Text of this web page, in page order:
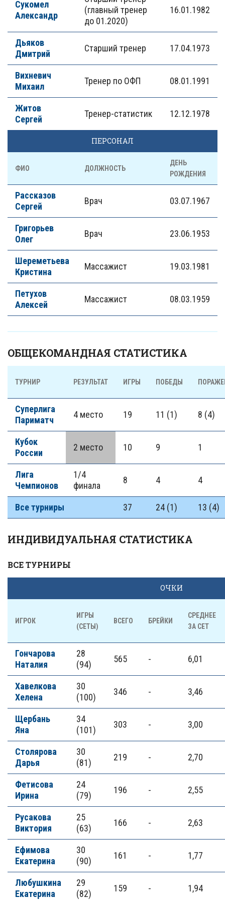
Сукомел
Александр
(главный тренер
до 01.2020)
16.01.1982
Дьяков
Дмитрий
Старший тренер 17.04.1973
Вихневич
Михаил
Тренер по ОФП 08.01.1991
Житов
Сергей
Тренер-статистик 12.12.1978
ПЕРСОНАЛ
ФИО ДОЛЖНОСТЬ
ДЕНЬ
РОЖДЕНИЯ
Рассказов
Сергей
Врач 03.07.1967
Григорьев
Олег
Врач 23.06.1953
Шереметьева
Кристина
Массажист 19.03.1981
Петухов
Алексей
Массажист 08.03.1959
ОБЩЕКОМАНДНАЯ СТАТИСТИКА
ТУРНИР РЕЗУЛЬТАТ ИГРЫ ПОБЕДЫ
Суперлига
Париматч
4 место 19 11 (1) 8 (4)
Кубок
России
2 место 10 9 1
Лига
Чемпионов
1/4
финала
8 4 4
Все турниры 37 24 (1) 13 (4)
ИНДИВИДУАЛЬНАЯ СТАТИСТИКА
ВСЕ ТУРНИРЫ
ОЧКИ
ИГРОК
ИГРЫ
(СЕТЫ)
ВСЕГО БРЕЙКИ
СРЕДНЕЕ
ЗА СЕТ
Гончарова
Наталия
28
(94)
565 - 6,01
Хавелкова
Хелена
30
(100)
346 - 3,46
Щербань
Яна
34
(101)
303 - 3,00
Столярова
Дарья
30
(81)
219 - 2,70
Фетисова
Ирина
24
(79)
196 - 2,55
Русакова
Виктория
25
(63)
166 - 2,63
Ефимова
Екатерина
30
(90)
161 - 1,77
Любушкина
Екатерина
29
(82)
159 - 1,94